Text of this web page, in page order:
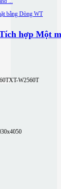
hợp Một
XT-W2560T